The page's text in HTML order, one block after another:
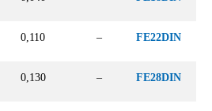
0,110 – FE22DIN
0,130 – FE28DIN